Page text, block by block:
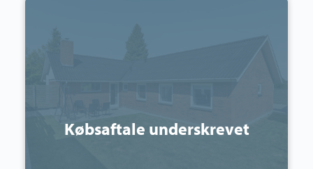
4100
Købsaftale underskrevet